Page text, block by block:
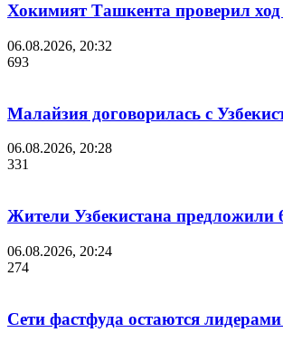
Хокимият Ташкента проверил ход
06.08.2026, 20:32
693
Малайзия договорилась с
06.08.2026, 20:28
331
Жители Узбекистана предложили
06.08.2026, 20:24
274
Сети фастфуда остаются